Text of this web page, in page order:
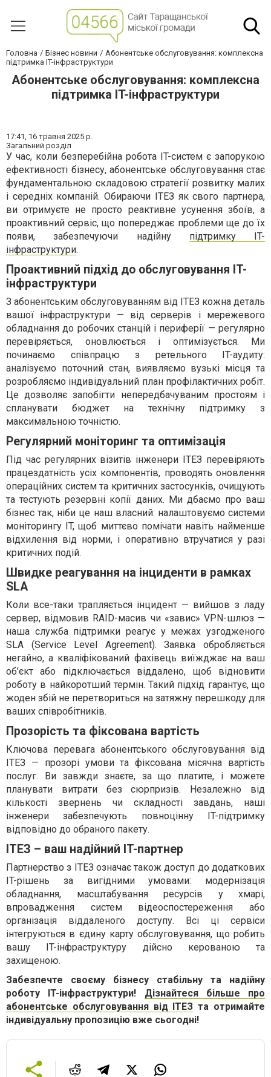
Головна Бізнес новини
Абонентське обслуговування: комплексна
підтримка IT-інфраструктури
Абонентське обслуговування: комплексна
підтримка IT-інфраструктури
17:41, 16 травня 2025 р.
Загальний розділ
У час, коли безперебійна робота IT-систем є запорукою
ефективності бізнесу, абонентське обслуговування стає
фундаментальною складовою стратегії розвитку малих
і середніх компаній. Обираючи ІТЕЗ як свого партнера,
ви отримуєте не просто реактивне усунення збоїв, а
проактивний сервіс, що попереджає проблеми ще до їх
появи, забезпечуючи надійну підтримку IT-
інфраструктури.
Проактивний підхід до обслуговування IT-
інфраструктури
З абонентським обслуговуванням від ІТЕЗ кожна деталь
вашої інфраструктури — від серверів і мережевого
обладнання до робочих станцій і периферії — регулярно
перевіряється, оновлюється і оптимізується. Ми
починаємо співпрацю з ретельного IT-аудиту:
аналізуємо поточний стан, виявляємо вузькі місця та
розробляємо індивідуальний план профілактичних робіт.
Це дозволяє запобігти непередбачуваним простоям і
спланувати бюджет на технічну підтримку з
максимальною точністю.
Регулярний моніторинг та оптимізація
Під час регулярних візитів інженери ІТЕЗ перевіряють
працездатність усіх компонентів, проводять оновлення
операційних систем та критичних застосунків, очищують
та тестують резервні копії даних. Ми дбаємо про ваш
бізнес так, ніби це наш власний: налаштовуємо системи
моніторингу IT, щоб миттєво помічати навіть найменше
відхилення від норми, і оперативно втручатися у разі
критичних подій.
Швидке реагування на інциденти в рамках
SLA
Коли все-таки трапляється інцидент — вийшов з ладу
сервер, відмовив RAID-масив чи «завис» VPN-шлюз —
наша служба підтримки реагує у межах узгодженого
SLA (Service Level Agreement). Заявка обробляється
негайно, а кваліфікований фахівець виїжджає на ваш
об’єкт або підключається віддалено, щоб відновити
роботу в найкоротший термін. Такий підхід гарантує, що
жоден збій не перетвориться на затяжну перешкоду для
ваших співробітників.
Прозорість та фіксована вартість
Ключова перевага абонентського обслуговування від
ІТЕЗ — прозорі умови та фіксована місячна вартість
послуг. Ви завжди знаєте, за що платите, і можете
планувати витрати без сюрпризів. Незалежно від
кількості звернень чи складності завдань, наші
інженери забезпечують повноцінну IT-підтримку
відповідно до обраного пакету.
ІТЕЗ – ваш надійний IT-партнер
Партнерство з ІТЕЗ означає також доступ до додаткових
IT-рішень за вигідними умовами: модернізація
обладнання, масштабування ресурсів у хмарі,
впровадження систем відеоспостереження або
організація віддаленого доступу. Всі ці сервіси
інтегруються в єдину карту обслуговування, що робить
вашу IT-інфраструктуру дійсно керованою та
захищеною.
Забезпечте своєму бізнесу стабільну та надійну
роботу IT-інфраструктури! Дізнайтеся більше про
абонентське обслуговування від ІТЕЗ та отримайте
індивідуальну пропозицію вже сьогодні!